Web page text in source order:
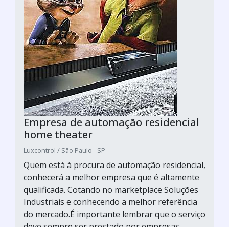
Empresa de automação residencial
home theater
Luxcontrol / São Paulo - SP
Quem está à procura de automação residencial,
conhecerá a melhor empresa que é altamente
qualificada. Cotando no marketplace Soluções
Industriais e conhecendo a melhor referência
do mercado.É importante lembrar que o serviço